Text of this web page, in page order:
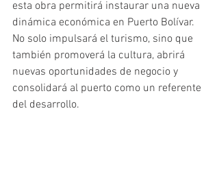
esta obra permitirá instaurar una nueva
dinámica económica en Puerto Bolívar.
No solo impulsará el turismo, sino que
también promoverá la cultura, abrirá
nuevas oportunidades de negocio y
consolidará al puerto como un referente
del desarrollo.